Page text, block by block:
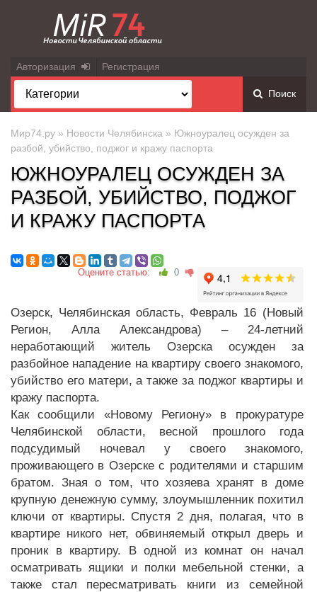
Авторизация Регистрация
Поиск
Мир74.ру » Новости Челябинска » Южноуралец осужден за
разбой, убийство, поджог и кражу паспорта
ЮЖНОУРАЛЕЦ ОСУЖДЕН ЗА
РАЗБОЙ, УБИЙСТВО, ПОДЖОГ
И КРАЖУ ПАСПОРТА
Оцените статью: 0
Озерск, Челябинская область, Февраль 16 (Новый
Регион, Алла Александрова) – 24-летний
неработающий житель Озерска осужден за
разбойное нападение на квартиру своего знакомого,
убийство его матери, а также за поджог квартиры и
кражу паспорта.
Как сообщили «Новому Региону» в прокуратуре
Челябинской области, весной прошлого года
подсудимый ночевал у своего знакомого,
проживающего в Озерске с родителями и старшим
братом. Зная о том, что хозяева хранят в доме
крупную денежную сумму, злоумышленник похитил
ключи от квартиры. Спустя 2 дня, полагая, что в
квартире никого нет, обвиняемый открыл дверь и
проник в квартиру. В одной из комнат он начал
осматривать ящики и полки мебельной стенки, а
также стал пересматривать книги из семейной